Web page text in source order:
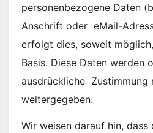
personenbezogene Daten
Anschrift oder eMail-
erfolgt dies, soweit
Basis. Diese Daten werden
ausdrückliche Zustimmung
weitergegeben.
Wir weisen darauf hin, dass